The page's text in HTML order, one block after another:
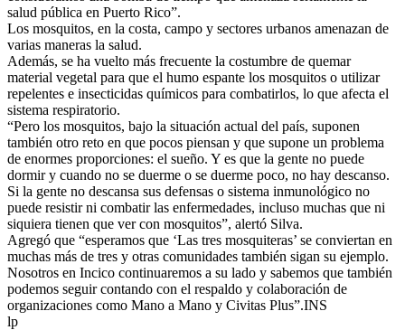
salud pública en Puerto Rico”.
Los mosquitos, en la costa, campo y sectores urbanos amenazan de
varias maneras la salud.
Además, se ha vuelto más frecuente la costumbre de quemar
material vegetal para que el humo espante los mosquitos o utilizar
repelentes e insecticidas químicos para combatirlos, lo que afecta el
sistema respiratorio.
“Pero los mosquitos, bajo la situación actual del país, suponen
también otro reto en que pocos piensan y que supone un problema
de enormes proporciones: el sueño. Y es que la gente no puede
dormir y cuando no se duerme o se duerme poco, no hay descanso.
Si la gente no descansa sus defensas o sistema inmunológico no
puede resistir ni combatir las enfermedades, incluso muchas que ni
siquiera tienen que ver con mosquitos”, alertó Silva.
Agregó que “esperamos que ‘Las tres mosquiteras’ se conviertan en
muchas más de tres y otras comunidades también sigan su ejemplo.
Nosotros en Incico continuaremos a su lado y sabemos que también
podemos seguir contando con el respaldo y colaboración de
organizaciones como Mano a Mano y Civitas Plus”.INS
lp